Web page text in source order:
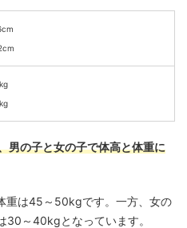
男の子と女の子で体高と体重に
重は45～50kgです。​一方、女の
～40kgとなっています。​